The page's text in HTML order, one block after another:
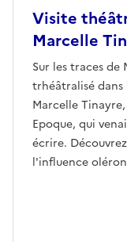
Visite
Marcelle
Sur les traces de
trhéâtralisé dans
Marcelle
Epoque, qui
écrire.
l'influence